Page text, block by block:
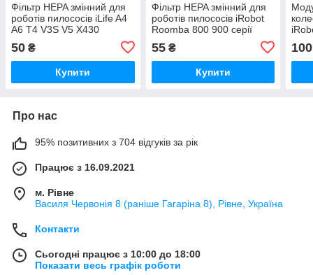
Фільтр HEPA змінний для
роботів пилососів iLife A4
A6 T4 V3S V5 X430
50 ₴
Купити
Фільтр HEPA змінний для
роботів пилососів iRobot
Roomba 800 900 серії
55₴
Купити
100
Про нас
95% позитивних з 704 відгуків за рік
Працює з 16.09.2021
м. Рівне
Василя Червонія 8 (раніше Гагаріна 8), Рівне, Україна
Контакти
Сьогодні працює з 10:00 до 18:00
Показати весь графік роботи